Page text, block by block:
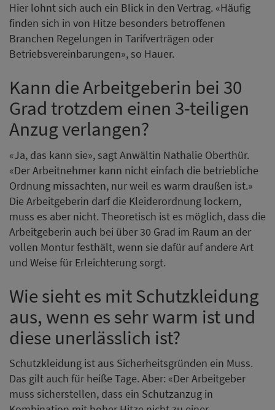
Hier lohnt sich auch ein Blick in den Vertrag. «Häufig
finden sich in von Hitze besonders betroffenen
Branchen Regelungen in Tarifverträgen oder
Betriebsvereinbarungen», so Hauer.
Kann die Arbeitgeberin bei 30
Grad trotzdem einen 3-teiligen
Anzug verlangen?
«Ja, das kann sie», sagt Anwältin Nathalie Oberthür.
«Der Arbeitnehmer kann nicht einfach die betriebliche
Ordnung missachten, nur weil es warm draußen ist.»
Die Arbeitgeberin darf die Kleiderordnung lockern,
muss es aber nicht. Theoretisch ist es möglich, dass die
Arbeitgeberin auch bei über 30 Grad im Raum an der
vollen Montur festhält, wenn sie dafür auf andere Art
und Weise für Erleichterung sorgt.
Wie sieht es mit Schutzkleidung
aus, wenn es sehr warm ist und
diese unerlässlich ist?
Schutzkleidung ist aus Sicherheitsgründen ein Muss.
Das gilt auch für heiße Tage. Aber: «Der Arbeitgeber
muss sicherstellen, dass ein Schutzanzug in